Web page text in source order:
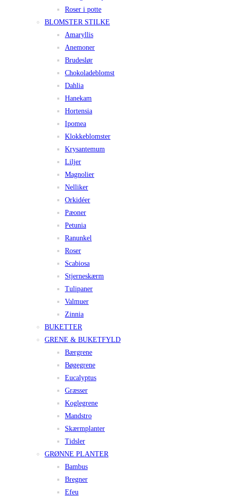
Roser i potte
BLOMSTER STILKE
Amaryllis
Anemoner
Brudeslør
Chokoladeblomst
Dahlia
Hanekam
Hortensia
Ipomea
Klokkeblomster
Krysantemum
Liljer
Magnolier
Nelliker
Orkidéer
Pæoner
Petunia
Ranunkel
Roser
Scabiosa
Stjerneskærm
Tulipaner
Valmuer
Zinnia
BUKETTER
GRENE & BUKETFYLD
Bærgrene
Bøgegrene
Eucalyptus
Græsser
Koglegrene
Mandstro
Skærmplanter
Tidsler
GRØNNE PLANTER
Bambus
Bregner
Efeu